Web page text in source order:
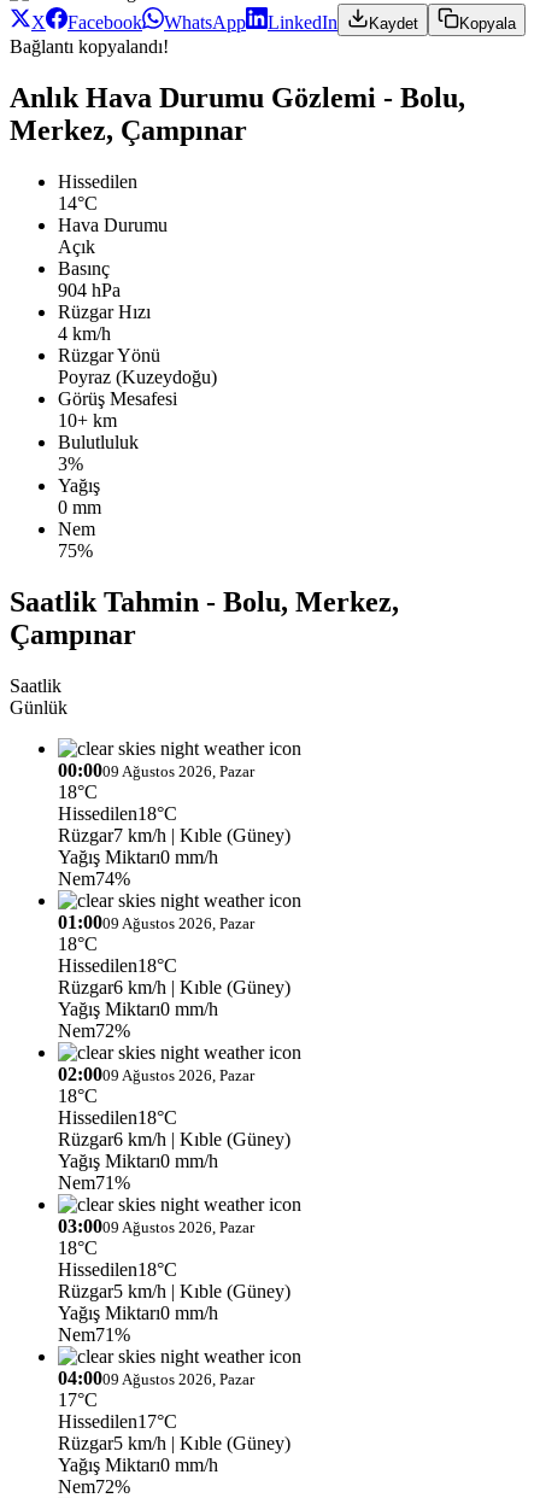
X Facebook WhatsApp LinkedIn Kaydet Kopyala
Bağlantı kopyalandı!
Anlık Hava Durumu Gözlemi - Bolu,
Merkez, Çampınar
Hissedilen
14°C
Hava Durumu
Açık
Basınç
904 hPa
Rüzgar Hızı
4 km/h
Rüzgar Yönü
Poyraz (Kuzeydoğu)
Görüş Mesafesi
10+ km
Bulutluluk
3%
Yağış
0 mm
Nem
75%
Saatlik Tahmin - Bolu, Merkez,
Çampınar
Saatlik
Günlük
00:0009 Ağustos 2026, Pazar
18°C
Hissedilen18°C
Rüzgar7 km/h | Kıble (Güney)
Yağış Miktarı0 mm/h
Nem74%
01:0009 Ağustos 2026, Pazar
18°C
Hissedilen18°C
Rüzgar6 km/h | Kıble (Güney)
Yağış Miktarı0 mm/h
Nem72%
02:0009 Ağustos 2026, Pazar
18°C
Hissedilen18°C
Rüzgar6 km/h | Kıble (Güney)
Yağış Miktarı0 mm/h
Nem71%
03:0009 Ağustos 2026, Pazar
18°C
Hissedilen18°C
Rüzgar5 km/h | Kıble (Güney)
Yağış Miktarı0 mm/h
Nem71%
04:0009 Ağustos 2026, Pazar
17°C
Hissedilen17°C
Rüzgar5 km/h | Kıble (Güney)
Yağış Miktarı0 mm/h
Nem72%